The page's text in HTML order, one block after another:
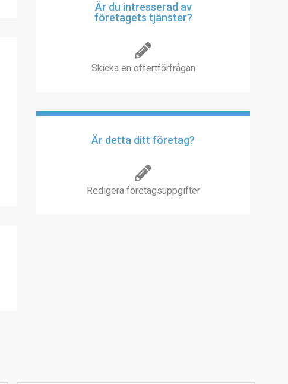
Är du intresserad av
företagets tjänster?
Skicka en offertförfrågan
Är detta ditt företag?
Redigera företagsuppgifter